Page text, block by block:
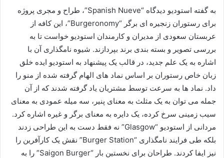
به گفته استودیو دیدگاه “Spanish Nueve”، طراح و مجری پروژه
برای رستوران زنجیره ای برگر “Burgeronomy”، این کافه از
عربستان سعودی از مدیران و کارمندان استودیو خواست تا به
بررسی تصویر و بسته بندی برند بپردازند. شیوه نامگذاری آن با
اشاره به یک علم جدید، در قالب یک پیشنهاد به استودیو ایده خلق
زبان خاص رستوران بر اساس نماد های الهام گرفته شده از منو را
داد. نماد ها به سرعت توسط مشتریان یاد گرفته شدند که از آن
جمله می توان به یک مثلث به معنای پنیر، سه میله عمودی به معنای
سیب زمینی سرخ کرده، یک دایره به معنای برگر و غیره اشاره کرد.
مردانی از استودیو “Glasgow” نه فقط دست به این طراحی زدند
بلکه طی فرایند نامگذاری “Burger Station” نقش یک کارآفرین را
نیز ایفا کردند. طراحان برای نخستین بار “Saigon Burger” را به